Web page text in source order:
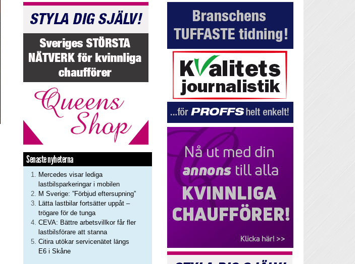
Senaste nyheterna
Mercedes visar lediga
lastbilsparkeringar i mobilen
M Sverige: ”Förbjud eftersupning”
Lätta lastbilar fortsätter uppåt –
trögare för de tunga
CEVA: Bättre arbetsvillkor får fler
lastbilsförare att stanna
Citira utökar servicenätet längs
E6 i Skåne